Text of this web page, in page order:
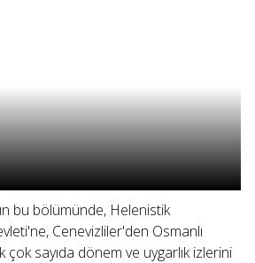
bu bölümünde, Helenistik
Cenevizliler'den Osmanlı
sayıda dönem ve uygarlık izlerini